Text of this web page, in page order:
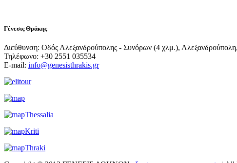
Γένεσις Θράκης
Διεύθυνση: Οδός Αλεξανδρούπολης - Συνόρων (4 χλμ.),
Τηλέφωνο: +30 2551 035534
E-mail: info@genesisthrakis.gr